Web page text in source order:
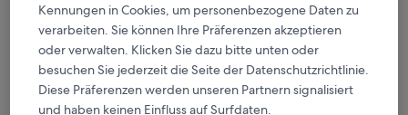
Überprüfe die Preise für diese Daten
Heute
6. Aug. - 7. Aug.
Morgen
7. Aug. - 8. Aug.
Kennungen in Cookies, um personenbezogene Daten zu
verarbeiten. Sie können Ihre Präferenzen akzeptieren
oder verwalten. Klicken Sie dazu bitte unten oder
besuchen Sie jederzeit die Seite der Datenschutzrichtlinie.
Diese Präferenzen werden unseren Partnern signalisiert
und haben keinen Einfluss auf Surfdaten.